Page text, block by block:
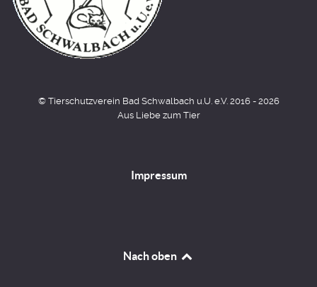
© Tierschutzverein Bad Schwalbach u.U. e.V. 2016 - 2026
Aus Liebe zum Tier
Impressum
Nach oben